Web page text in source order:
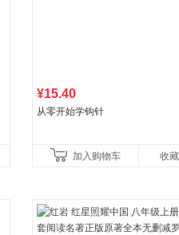
¥15.40
从零开始学钩针
加入购物车 收藏